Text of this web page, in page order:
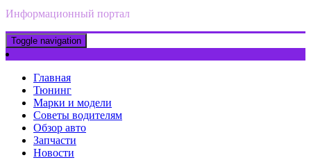
Информационный портал
Toggle navigation
Главная
Тюнинг
Марки и модели
Советы водителям
Обзор авто
Запчасти
Новости